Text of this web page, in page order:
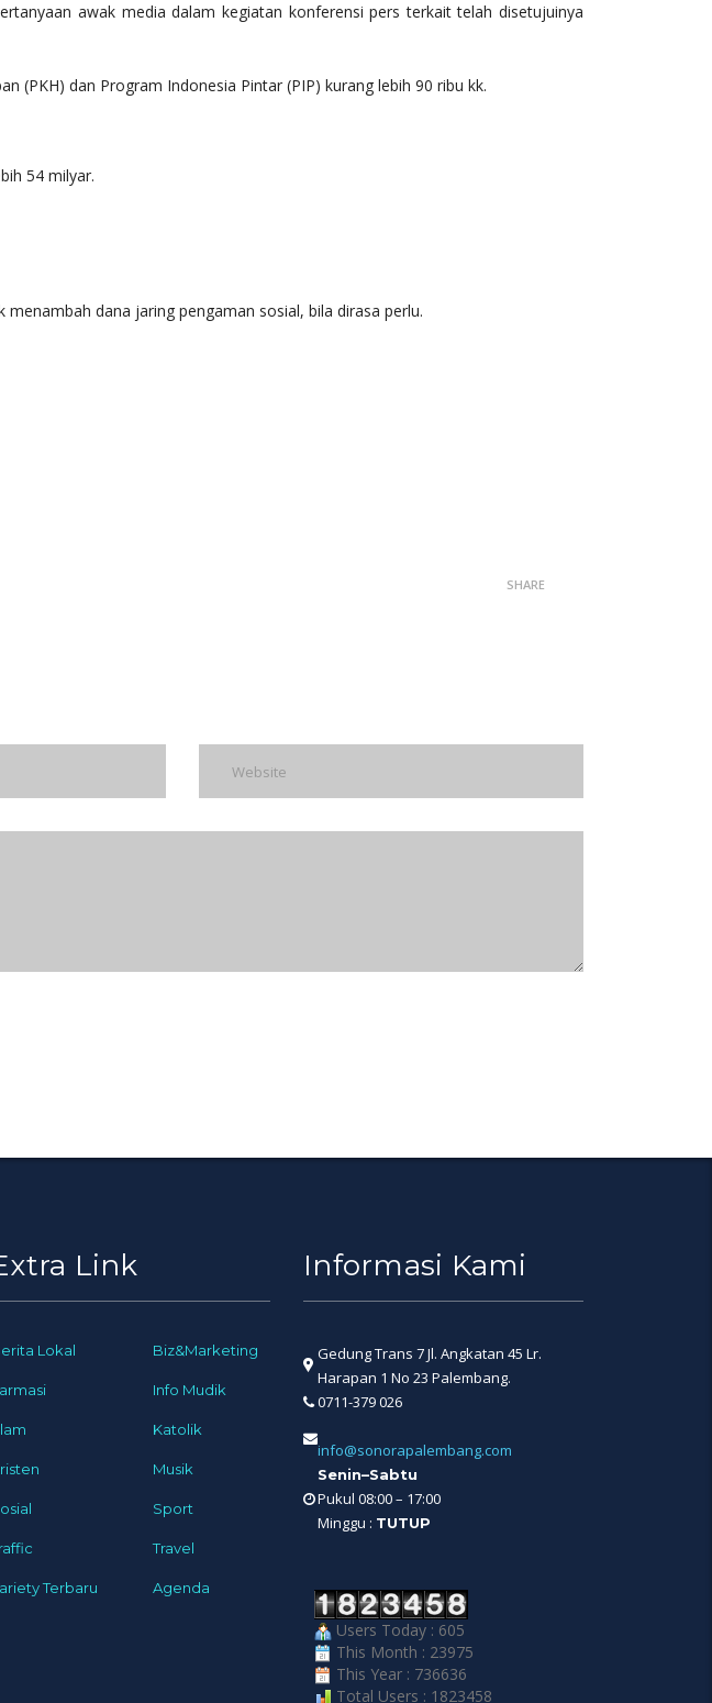
awak media dalam kegiatan konferensi pers terkait telah disetujuinya
(PKH) dan Program Indonesia Pintar (PIP) kurang lebih 90 ribu kk.
54 milyar.
dana jaring pengaman sosial, bila dirasa perlu.
SHARE
Link
Lokal Biz&Marketing
Info Mudik
Katolik
Musik
Sport
Travel
Terbaru Agenda
Informasi Kami
Gedung Trans 7 Jl. Angkatan 45 Lr.
Harapan 1 No 23 Palembang.
0711-379 026
info@sonorapalembang.com
Senin–Sabtu
Pukul 08:00 – 17:00
Minggu : TUTUP
Users Today : 605
This Month : 23975
This Year : 736636
Total Users : 1823458